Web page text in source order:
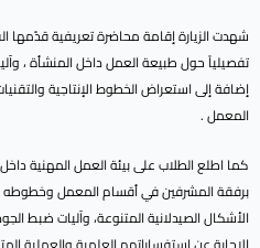
شهدت الزيارة إقامة محاضرة تعريفية قدّمها
تفصيلياً حول طبيعة العمل داخل المنشأة ،
إضافة إلى استعراض الخطوط الإنتاجية
المعمل .
كما اطلع الطلاب على بيئة العمل المهنية
برفقة المشرفين في أقسام المعمل وخطوطه
الأشكال الصيدلانية المتنوعة، وآليات ضبط